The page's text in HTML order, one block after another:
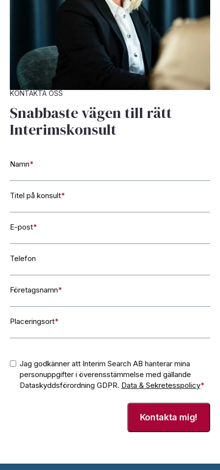
KONTAKTA OSS
Snabbaste vägen till rätt
Interimskonsult
Namn*
Titel på konsult*
E-post*
Telefon
Företagsnamn*
Placeringsort*
Consent
Jag godkänner att Interim Search AB hanterar mina
personuppgifter i överensstämmelse med gällande
Dataskyddsförordning GDPR. Data & Sekretesspolicy*